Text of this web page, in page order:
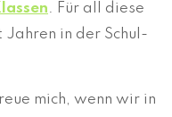
. Für all diese
Jahren in der Schul-
mich, wenn wir in